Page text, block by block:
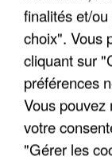
finalités et/
choix". Vous
cliquant sur
préférences
Vous pouvez
votre
"Gérer les